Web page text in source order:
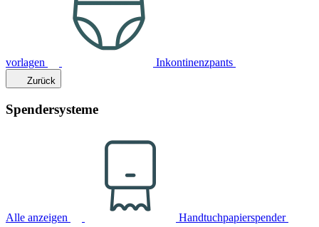
vorlagen Inkontinenzpants
Zurück
Spendersysteme
Alle anzeigen Handtuchpapierspender